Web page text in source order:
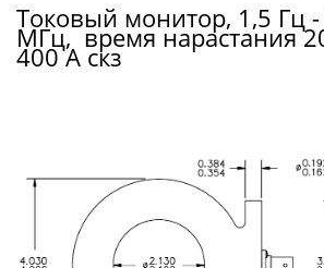
Токовый монитор, 1,5 Гц
МГц, время нарастания
400 А скз